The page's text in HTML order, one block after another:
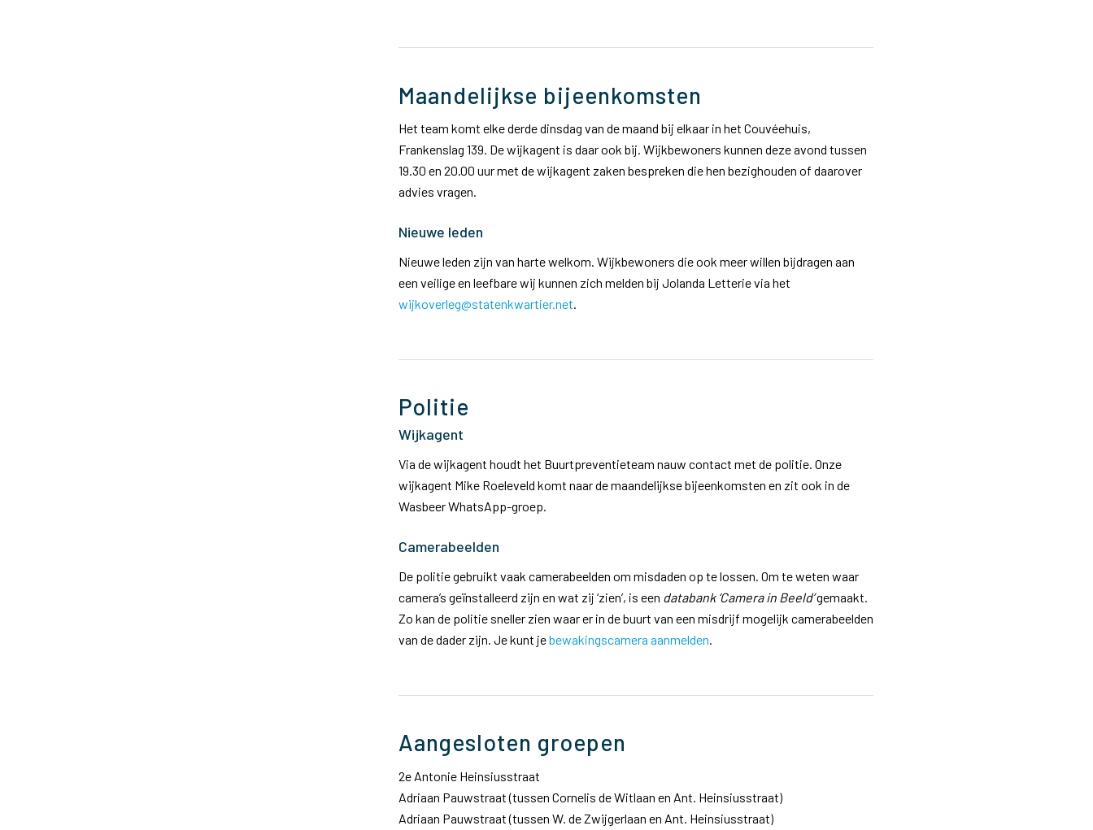
Maandelijkse bijeenkomsten
Het team komt elke derde dinsdag van de maand bij elkaar in het Couvéehuis,
Frankenslag 139. De wijkagent is daar ook bij. Wijkbewoners kunnen deze avond tussen
19.30 en 20.00 uur met de wijkagent zaken bespreken die hen bezighouden of daarover
advies vragen.
Nieuwe leden
Nieuwe leden zijn van harte welkom. Wijkbewoners die ook meer willen bijdragen aan
een veilige en leefbare wij kunnen zich melden bij Jolanda Letterie via het
wijkoverleg@statenkwartier.net
Politie
Wijkagent
Via de wijkagent houdt het Buurtpreventieteam nauw contact met de politie. Onze
wijkagent Mike Roeleveld komt naar de maandelijkse bijeenkomsten en zit ook in de
Wasbeer WhatsApp-groep.
Camerabeelden
De politie gebruikt vaak camerabeelden om misdaden op te lossen. Om te weten waar
camera’s geïnstalleerd zijn en wat zij ‘zien’, is een databank ‘Camera in Beeld’gemaakt.
Zo kan de politie sneller zien waar er in de buurt van een misdrijf mogelijk camerabeelden
van de dader zijn. Je kunt jebewakingscamera aanmelden
Aangesloten groepen
2e Antonie Heinsiusstraat
Adriaan Pauwstraat (tussen Cornelis de Witlaan en Ant. Heinsiusstraat)
Adriaan Pauwstraat (tussen W. de Zwijgerlaan en Ant. Heinsiusstraat)